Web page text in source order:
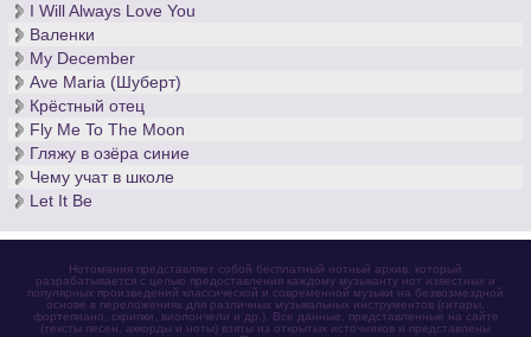
I Will Always Love You
Валенки
My December
Ave Maria (Шуберт)
Крёстный отец
Fly Me To The Moon
Гляжу в озёра синие
Чему учат в школе
Let It Be
Нотомания представляет собой бесплатный нотный архив, который
разрабатывается с целью предоставления каждому музыканту нот известных и
популярных произведений классической и современной музыки на безвозмездной
основе в переложениях для различных музыкальных инструментов (гитары,
фортепиано, скрипки, виолончели и др.). Все данные, представленные на сайте
(тексты песен, аккорды и ноты) взяты из открытых источников и представлены